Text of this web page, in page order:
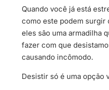
Quando você já está
como este podem surgir
eles são uma armadilha
fazer com que
causando incômodo.
Desistir só é uma opção